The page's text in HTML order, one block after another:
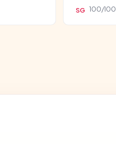
SG 100/100